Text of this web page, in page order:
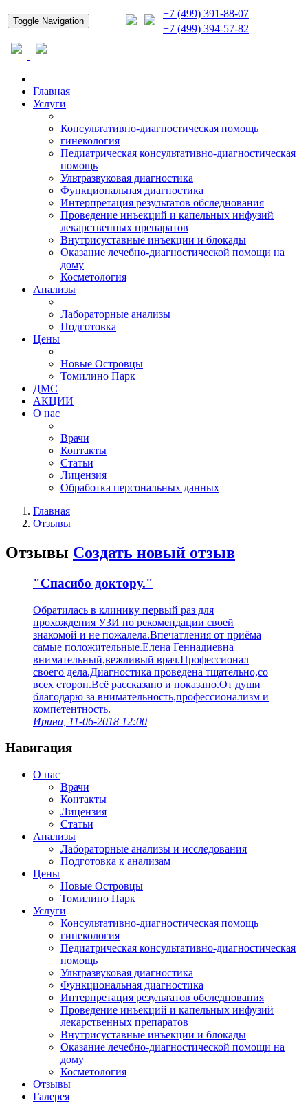
Toggle Navigation
+7 (499) 391-88-07
+7 (499) 394-57-82
Главная
Услуги
Консультативно-диагностическая помощь
гинекология
Педиатрическая консультативно-диагностическая
помощь
Ультразвуковая диагностика
Функциональная диагностика
Интерпретация результатов обследнования
Проведение инъекций и капельных инфузий
лекарственных препаратов
Внутрисуставные инъекции и блокады
Оказание лечебно-диагностической помощи на
дому
Косметология
Анализы
Лабораторные анализы
Подготовка
Цены
Новые Островцы
Томилино Парк
ДМС
АКЦИИ
О нас
Врачи
Контакты
Статьи
Лицензия
Обработка персональных данных
Главная
Отзывы
Отзывы Создать новый отзыв
"Спасибо доктору."
Обратилась в клинику первый раз для
прохождения УЗИ по рекомендации своей
знакомой и не пожалела.Впечатления от приёма
самые положительные.Елена Геннадиевна
внимательный,вежливый врач.Профессионал
своего дела.Диагностика проведена тщательно,со
всех сторон.Всё рассказано и показано.От души
благодарю за внимательность,профессионализм и
компетентность.
Ирина, 11-06-2018 12:00
Навигация
О нас
Врачи
Контакты
Лицензия
Статьи
Анализы
Лабораторные анализы и исследования
Подготовка к анализам
Цены
Новые Островцы
Томилино Парк
Услуги
Консультативно-диагностическая помощь
гинекология
Педиатрическая консультативно-диагностическая
помощь
Ультразвуковая диагностика
Функциональная диагностика
Интерпретация результатов обследнования
Проведение инъекций и капельных инфузий
лекарственных препаратов
Внутрисуставные инъекции и блокады
Оказание лечебно-диагностической помощи на
дому
Косметология
Отзывы
Галерея